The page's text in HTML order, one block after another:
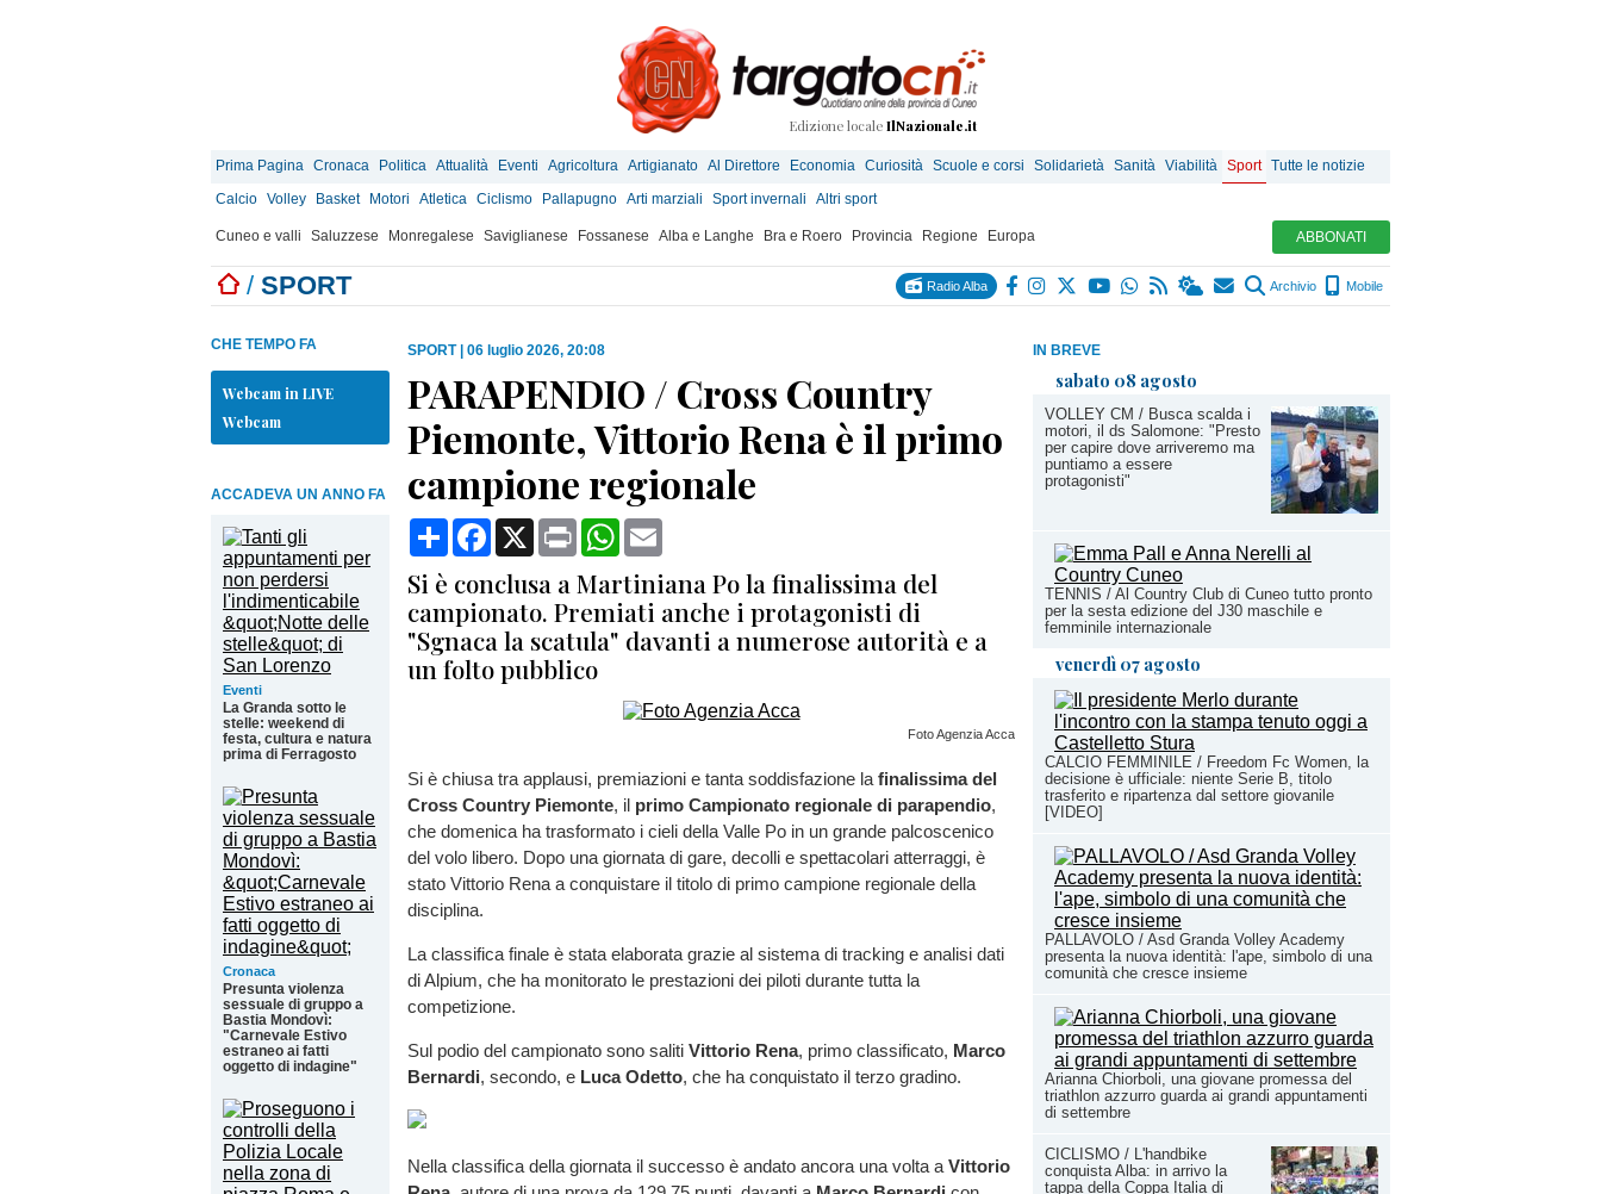
Edizione locale IlNazionale.it
Prima Pagina Cronaca Politica Attualità Eventi Agricoltura Artigianato Al Direttore Economia Curiosità Scuole e corsi Solidarietà Sanità Viabilità Sport Tutte le notizie
Calcio Volley Basket Motori Atletica Ciclismo Pallapugno Arti marziali Sport invernali Altri sport
Cuneo e valli Saluzzese Monregalese Saviglianese Fossanese Alba e Langhe Bra e Roero Provincia Regione Europa ABBONATI
/ SPORT Radio Alba Archivio Mobile
IN BREVE
sabato 08 agosto
VOLLEY CM / Busca scalda i
motori, il ds Salomone: "Presto
per capire dove arriveremo ma
puntiamo a essere
protagonisti"
TENNIS / Al Country Club di Cuneo tutto pronto
per la sesta edizione del J30 maschile e
femminile internazionale
venerdì 07 agosto
CALCIO FEMMINILE / Freedom Fc Women, la
decisione è ufficiale: niente Serie B, titolo
trasferito e ripartenza dal settore giovanile
[VIDEO]
PALLAVOLO / Asd Granda Volley Academy
presenta la nuova identità: l'ape, simbolo di una
comunità che cresce insieme
Arianna Chiorboli, una giovane promessa del
triathlon azzurro guarda ai grandi appuntamenti
di settembre
CICLISMO / L'handbike
conquista Alba: in arrivo la
tappa della Coppa Italia di
CHE TEMPO FA
Webcam in LIVE
Webcam
ACCADEVA UN ANNO FA
Eventi
La Granda sotto le
stelle: weekend di
festa, cultura e natura
prima di Ferragosto
Cronaca
Presunta violenza
sessuale di gruppo a
Bastia Mondovì:
"Carnevale Estivo
estraneo ai fatti
oggetto di indagine"
SPORT| 06 luglio 2026, 20:08
PARAPENDIO / Cross Country
Piemonte, Vittorio Rena è il primo
campione regionale
CondividiFacebook
X Print WhatsApp
Si è conclusa a Martiniana Po la finalissima del
campionato. Premiati anche i protagonisti di
"Sgnaca la scatula" davanti a numerose autorità e a
un folto pubblico
Foto Agenzia Acca
Si è chiusa tra applausi, premiazioni e tanta soddisfazione la finalissima del
Cross Country Piemonte, il primo Campionato regionale di parapendio,
che domenica ha trasformato i cieli della Valle Po in un grande palcoscenico
del volo libero. Dopo una giornata di gare, decolli e spettacolari atterraggi, è
stato Vittorio Rena a conquistare il titolo di primo campione regionale della
disciplina.
La classifica finale è stata elaborata grazie al sistema di tracking e analisi dati
di Alpium, che ha monitorato le prestazioni dei piloti durante tutta la
competizione.
Sul podio del campionato sono saliti Vittorio Rena, primo classificato, Marco
Bernardi, secondo, e Luca Odetto, che ha conquistato il terzo gradino.
Nella classifica della giornata il successo è andato ancora una volta a Vittorio